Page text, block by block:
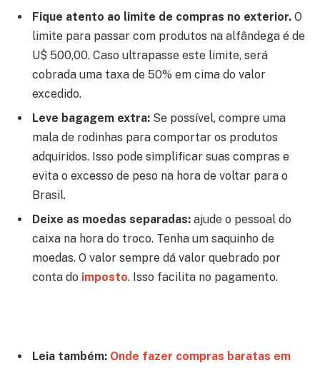
Fique atento ao limite de compras no exterior. O
limite para passar com produtos na alfândega é de
U$ 500,00. Caso ultrapasse este limite, será
cobrada uma taxa de 50% em cima do valor
excedido.
Leve bagagem extra: Se possível, compre uma
mala de rodinhas para comportar os produtos
adquiridos. Isso pode simplificar suas compras e
evita o excesso de peso na hora de voltar para o
Brasil.
Deixe as moedas separadas: ajude o pessoal do
caixa na hora do troco. Tenha um saquinho de
moedas. O valor sempre dá valor quebrado por
conta do imposto. Isso facilita no pagamento.
Leia também: Onde fazer compras baratas em